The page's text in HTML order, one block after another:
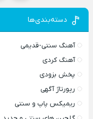
دسته‌بندی‌ها
آهنگ سنتی-قدیمی
آهنگ کردی
پخش بزودی
رپورتاژ آگهی
ریمیکس پاپ و سنتی